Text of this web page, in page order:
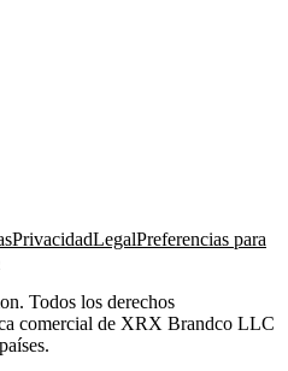
PrivacidadLegalPreferencias para
Todos los derechos
comercial de XRX Brandco LLC